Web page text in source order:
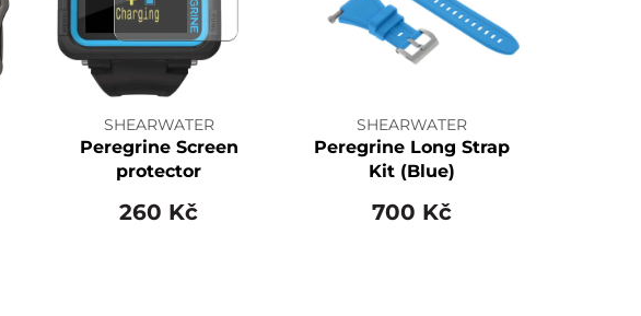
SHEARWATER
Peregrine Screen
protector
260 Kč
SHEARWATER
Peregrine Long Strap
Kit (Blue)
700 Kč